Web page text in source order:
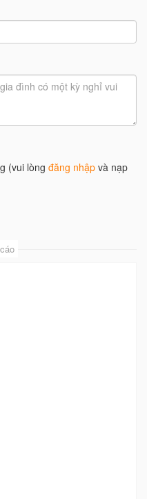
(vui lòng đăng nhập và nạp